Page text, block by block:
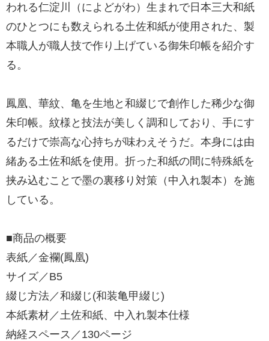
われる仁淀川（によどがわ）生まれで日本三大和紙
のひとつにも数えられる土佐和紙が使用された、製
本職人が職人技で作り上げている御朱印帳を紹介す
る。
鳳凰、華紋、亀を生地と和綴じで創作した稀少な御
朱印帳。紋様と技法が美しく調和しており、手にす
るだけで崇高な心持ちが味わえそうだ。本身には由
緒ある土佐和紙を使用。折った和紙の間に特殊紙を
挟み込むことで墨の裏移り対策（中入れ製本）を施
している。
■商品の概要
表紙／金襴(鳳凰)
サイズ／B5
綴じ方法／和綴じ(和装亀甲綴じ)
本紙素材／土佐和紙、中入れ製本仕様
納経スペース／130ページ